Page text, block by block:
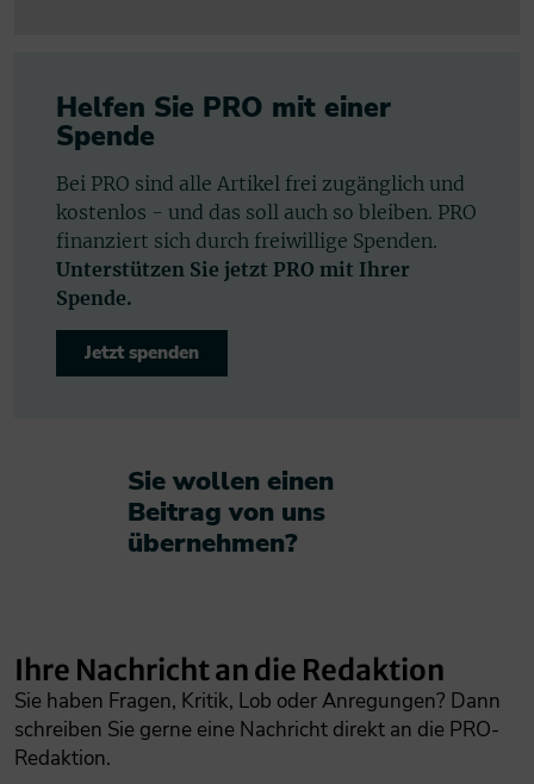
Helfen Sie PRO mit einer
Spende
Bei PRO sind alle Artikel frei zugänglich und
kostenlos - und das soll auch so bleiben. PRO
finanziert sich durch freiwillige Spenden.
Unterstützen Sie jetzt PRO mit Ihrer
Spende.
Jetzt spenden
Sie wollen einen
Beitrag von uns
übernehmen?​
Ihre Nachricht an die Redaktion
Sie haben Fragen, Kritik, Lob oder Anregungen? Dann
schreiben Sie gerne eine Nachricht direkt an die PRO-
Redaktion.